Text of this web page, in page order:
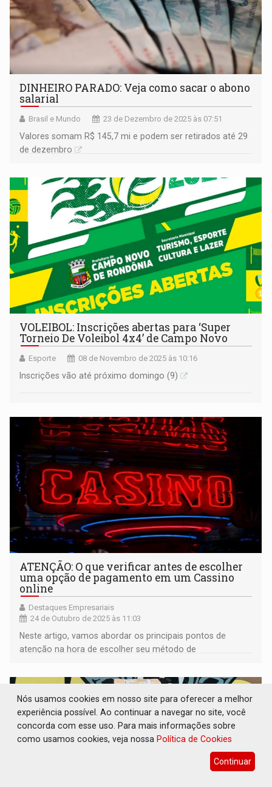
DINHEIRO PARADO: Veja como sacar o abono
salarial
Brasil e Mundo 23 de Dezembro de 2025 às 07:51
Valores somam R$ 145,7 mi e podem ser retirados até 29
de dezembro
VOLEIBOL: Inscrições abertas para ‘Super
Torneio De Voleibol 4x4’ de Campo Novo
Esporte 08 de Novembro de 2025 às 10:16
Inscrições vão até próximo domingo (9)
ATENÇÃO: O que verificar antes de escolher
uma opção de pagamento em um Cassino
online
Destaques Empresariais
24 de Outubro de 2025 às 11:03
Neste artigo, vamos abordar os principais pontos de
atenção na hora de escolher seu método de
Nós usamos cookies em nosso site para oferecer a melhor
experiência possível. Ao continuar a navegar no site, você
concorda com esse uso. Para mais informações sobre
como usamos cookies, veja nossa Política de Cookies
Continuar